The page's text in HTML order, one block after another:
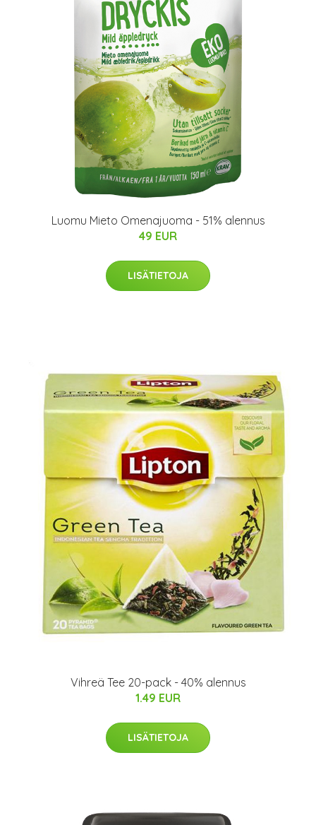
Luomu Mieto Omenajuoma - 51% alennus
49 EUR
LISÄTIETOJA
Vihreä Tee 20-pack - 40% alennus
1.49 EUR
LISÄTIETOJA